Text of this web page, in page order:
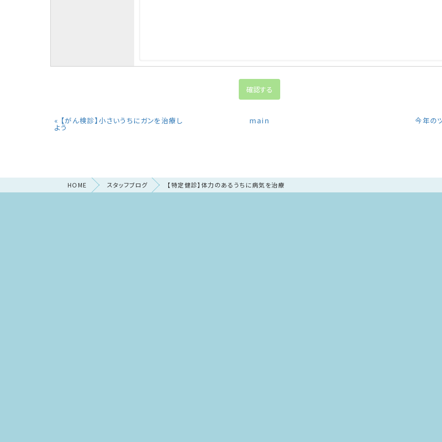
« 【がん検診】小さいうちにガンを治療し
よう
main 今年の
HOME スタッフブログ 【特定健診】体力のあるうちに病気を治療